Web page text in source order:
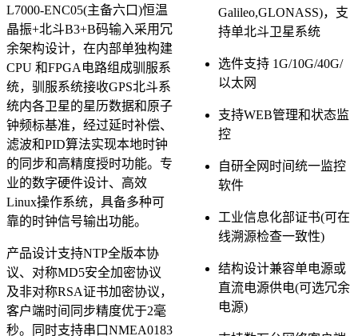
L7000-ENC05(主备六口)恒温
晶振+北斗B3+B码输入采用冗
余架构设计，在内部单独构建
CPU 和FPGA电路组成驯服系
统，驯服系统接收GPS北斗系
统内各卫星的星历数据和原子
钟频标基准，经过延时补偿、
滤波和PID算法实现本地时钟
的同步和高精度授时功能。专
业的数字硬件设计、高效
Linux操作系统，具备多种可
靠的时钟信号输出功能。
产品设计支持NTP全版本协
议、对称MD5安全加密协议
及非对称RSA证书加密协议，
客户端时间同步精度优于2毫
秒。同时支持串口NMEA0183
Galileo,GLONASS)，支
持单北斗卫星系统
选件支持 1G/10G/40G/
以太网
支持WEB管理和状态监
控
自研全网时间统一监控
软件
工业信息化部证书(可在
线溯源检查一致性)
结构设计兼容单电源或
直流电源供电(可选冗余
电源)